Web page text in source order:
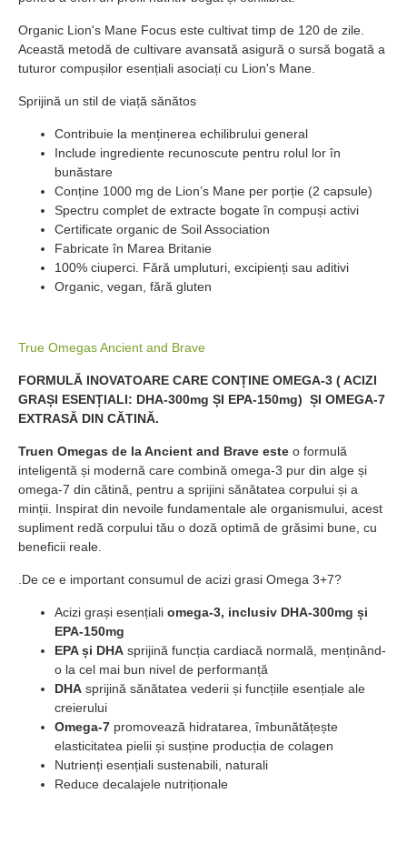
Organic Lion's Mane Focus este cultivat timp de 120 de zile.
Această metodă de cultivare avansată asigură o sursă bogată a
tuturor compușilor esențiali asociați cu Lion's Mane.
Sprijină un stil de viață sănătos
Contribuie la menținerea echilibrului general
Include ingrediente recunoscute pentru rolul lor în
bunăstare
Conține 1000 mg de Lion’s Mane per porție (2 capsule)
Spectru complet de extracte bogate în compuși activi
Certificate organic de Soil Association
Fabricate în Marea Britanie
100% ciuperci. Fără umpluturi, excipienți sau aditivi
Organic, vegan, fără gluten
True Omegas Ancient and Brave
FORMULĂ INOVATOARE CARE CONȚINE OMEGA-3 ( ACIZI
GRAȘI ESENȚIALI: DHA-300mg ȘI EPA-150mg) ȘI OMEGA-7
EXTRASĂ DIN CĂTINĂ.
Truen Omegas de la Ancient and Brave este o formulă
inteligentă și modernă care combină omega-3 pur din alge și
omega-7 din cătină, pentru a sprijini sănătatea corpului și a
minții. Inspirat din nevoile fundamentale ale organismului, acest
supliment redă corpului tău o doză optimă de grăsimi bune, cu
beneficii reale.
.De ce e important consumul de acizi grasi Omega 3+7?
Acizi grași esențiali omega-3, inclusiv DHA-300mg și
EPA-150mg
EPA și DHA sprijină funcția cardiacă normală, menținând-
o la cel mai bun nivel de performanță
DHA sprijină sănătatea vederii și funcțiile esențiale ale
creierului
Omega-7 promovează hidratarea, îmbunătățește
elasticitatea pielii și susține producția de colagen
Nutrienți esențiali sustenabili, naturali
Reduce decalajele nutriționale